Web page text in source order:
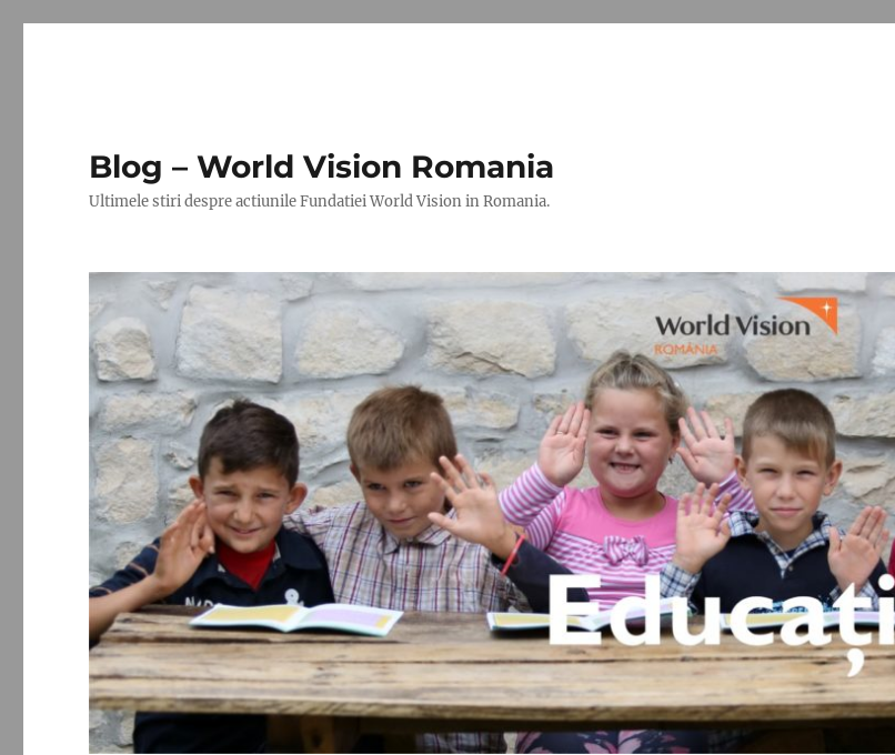
Blog – World Vision Romania
Ultimele stiri despre actiunile Fundatiei World Vision in Romania.